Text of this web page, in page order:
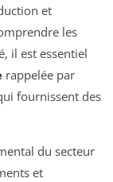
et
les
il est essentiel
rappelée par
fournissent des
du secteur
et